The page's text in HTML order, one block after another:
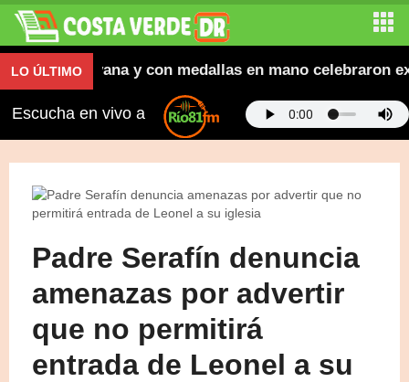
LO ÚLTIMO
en caravana y con medallas en mano celebraron
Escucha en vivo a
Padre Serafín denuncia
amenazas por advertir
que no permitirá
entrada de Leonel a su